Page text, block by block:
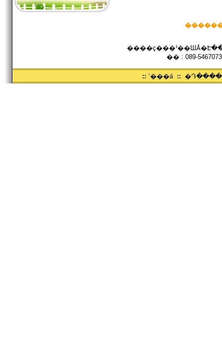
�� : 089-
:: ˹���á ::